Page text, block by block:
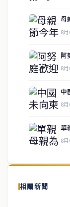
母
8
阿
8
中
8
單
8
相關新聞
關於我們
泰國中文新聞（
供即時、客觀、多